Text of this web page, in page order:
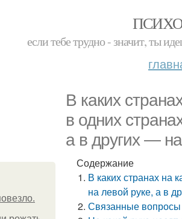
если тебе трудно - значит, ты
В каких
в одних
а в других —
Содержание
В каких странах на
на левой руке, а в
Связанные вопросы